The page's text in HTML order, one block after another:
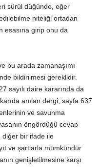
sürül düğünde, eğer
niteliği ortadan
esasına girip onu da
bu arada zamanaşımı
bildirilmesi gereklidir.
sayılı daire kararında da
anılan dergi, sayfa 637
ve savunma
öngördüğü cevap
diğer bir ifade ile
ve şartlarla mümkündür
genişletilmesine karşı